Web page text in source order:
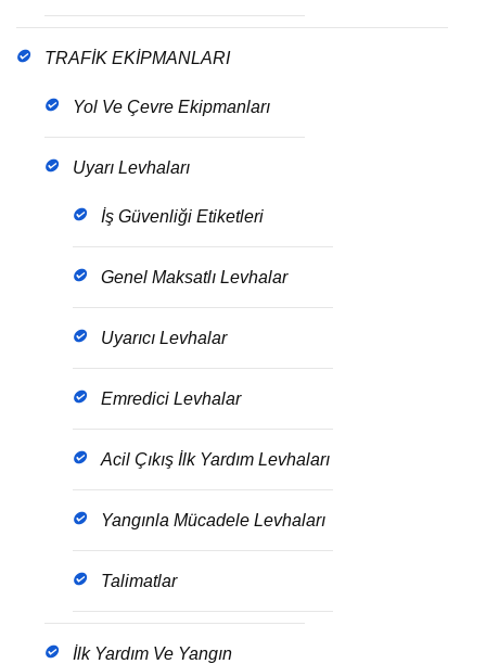
TRAFİK EKİPMANLARI
Yol Ve Çevre Ekipmanları
Uyarı Levhaları
İş Güvenliği Etiketleri
Genel Maksatlı Levhalar
Uyarıcı Levhalar
Emredici Levhalar
Acil Çıkış İlk Yardım Levhaları
Yangınla Mücadele Levhaları
Talimatlar
İlk Yardım Ve Yangın